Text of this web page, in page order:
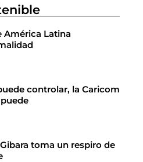
América Latina
controlar, la Caricom
toma un respiro de